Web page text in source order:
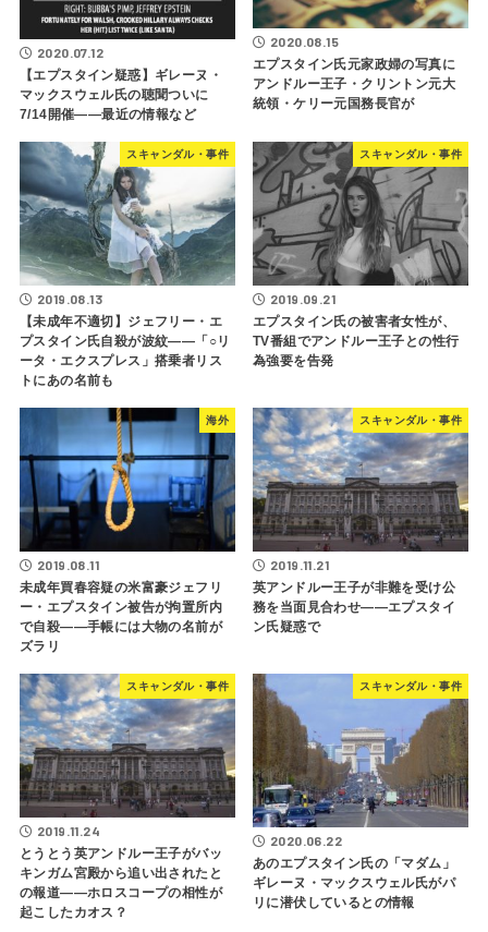
2020.07.12
【エプスタイン疑惑】ギレーヌ・
マックスウェル氏の聴聞ついに
7/14開催――最近の情報など
2020.08.15
エプスタイン氏元家政婦の写真に
アンドルー王子・クリントン元大
統領・ケリー元国務長官が
スキャンダル・事件
2019.08.13
【未成年不適切】ジェフリー・エ
プスタイン氏自殺が波紋――「○リ
ータ・エクスプレス」搭乗者リス
トにあの名前も
スキャンダル・事件
2019.09.21
エプスタイン氏の被害者女性が、
TV番組でアンドルー王子との性行
為強要を告発
海外
2019.08.11
未成年買春容疑の米富豪ジェフリ
ー・エプスタイン被告が拘置所内
で自殺――手帳には大物の名前が
ズラリ
スキャンダル・事件
2019.11.21
英アンドルー王子が非難を受け公
務を当面見合わせ――エプスタイ
ン氏疑惑で
スキャンダル・事件
2019.11.24
とうとう英アンドルー王子がバッ
キンガム宮殿から追い出されたと
の報道――ホロスコープの相性が
起こしたカオス？
スキャンダル・事件
2020.06.22
あのエプスタイン氏の「マダム」
ギレーヌ・マックスウェル氏がパ
リに潜伏しているとの情報